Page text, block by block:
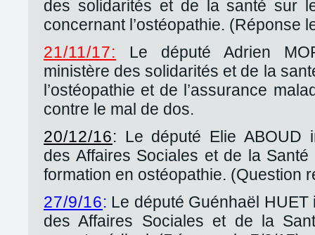
des solidarités et de la santé sur
concernant l’ostéopathie. (Réponse
21/11/17:
Le député Adrien
ministère des solidarités et de la
l’ostéopathie et de l’assurance
contre le mal de dos.
20/12/16: Le député Elie ABOUD
des Affaires Sociales et de la
formation en ostéopathie. (Question
27/9/16: Le député Guénhaël
des Affaires Sociales et de la